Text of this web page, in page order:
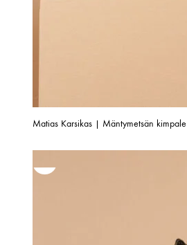
Matias Karsikas | Mäntymetsän kimpale